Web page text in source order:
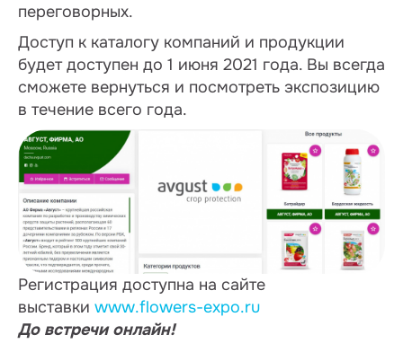
переговорных.
Доступ к каталогу компаний и продукции
будет доступен до 1 июня 2021 года. Вы всегда
сможете вернуться и посмотреть экспозицию
в течение всего года.
Регистрация доступна на сайте
выставки www.flowers-expo.ru
До встречи онлайн!